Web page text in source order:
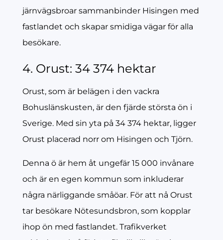
järnvägsbroar sammanbinder Hisingen med
fastlandet och skapar smidiga vägar för alla
besökare.
4. Orust: 34 374 hektar
Orust, som är belägen i den vackra
Bohuslänskusten, är den fjärde största ön i
Sverige. Med sin yta på 34 374 hektar, ligger
Orust placerad norr om Hisingen och Tjörn.
Denna ö är hem åt ungefär 15 000 invånare
och är en egen kommun som inkluderar
några närliggande småöar. För att nå Orust
tar besökare Nötesundsbron, som kopplar
ihop ön med fastlandet. Trafikverket